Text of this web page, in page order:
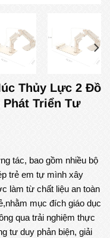
Thủy Lực 2 Đồ
Triển Tư
tác, bao gồm nhiều bộ
trẻ em tự mình xây
làm từ chất liệu an toàn
mục đích giáo dục
qua trải nghiệm thực
tư duy phản biện, giải